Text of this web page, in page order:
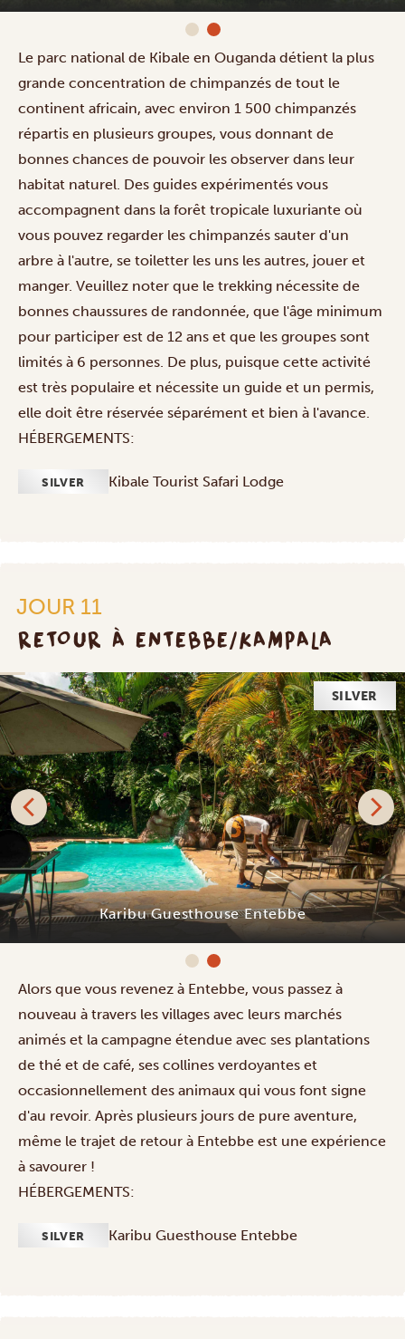
Le parc national de Kibale en Ouganda détient la plus
grande concentration de chimpanzés de tout le
continent africain, avec environ 1 500 chimpanzés
répartis en plusieurs groupes, vous donnant de
bonnes chances de pouvoir les observer dans leur
habitat naturel. Des guides expérimentés vous
accompagnent dans la forêt tropicale luxuriante où
vous pouvez regarder les chimpanzés sauter d'un
arbre à l'autre, se toiletter les uns les autres, jouer et
manger. Veuillez noter que le trekking nécessite de
bonnes chaussures de randonnée, que l'âge minimum
pour participer est de 12 ans et que les groupes sont
limités à 6 personnes. De plus, puisque cette activité
est très populaire et nécessite un guide et un permis,
elle doit être réservée séparément et bien à l'avance.
HÉBERGEMENTS:
SILVER Kibale Tourist Safari Lodge
JOUR 11
RETOUR À ENTEBBE/KAMPALA
SILVER
Karibu Guesthouse Entebbe
Alors que vous revenez à Entebbe, vous passez à
nouveau à travers les villages avec leurs marchés
animés et la campagne étendue avec ses plantations
de thé et de café, ses collines verdoyantes et
occasionnellement des animaux qui vous font signe
d'au revoir. Après plusieurs jours de pure aventure,
même le trajet de retour à Entebbe est une expérience
à savourer !
HÉBERGEMENTS:
SILVER Karibu Guesthouse Entebbe